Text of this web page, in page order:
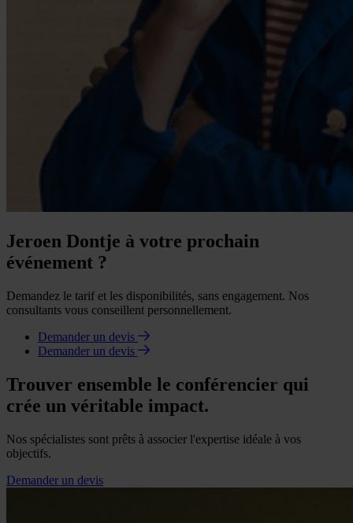
Jeroen Dontje à votre prochain
événement ?
Demandez le tarif et les disponibilités, sans engagement. Nos
consultants vous conseillent personnellement.
Demander un devis
Demander un devis
Trouver ensemble le conférencier qui
crée un véritable impact.
Nos spécialistes sont prêts à associer l'expertise idéale à vos
objectifs.
Demander un devis